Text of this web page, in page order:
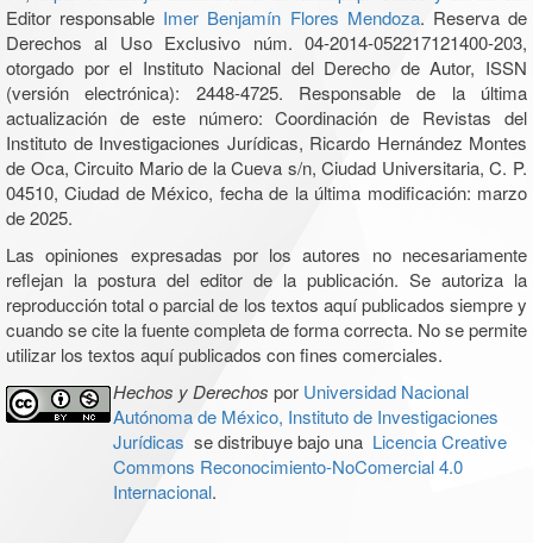
Editor responsable Imer Benjamín Flores Mendoza. Reserva de
Derechos al Uso Exclusivo núm. 04-2014-052217121400-203,
otorgado por el Instituto Nacional del Derecho de Autor, ISSN
(versión electrónica): 2448-4725. Responsable de la última
actualización de este número: Coordinación de Revistas del
Instituto de Investigaciones Jurídicas, Ricardo Hernández Montes
de Oca, Circuito Mario de la Cueva s/n, Ciudad Universitaria, C. P.
04510, Ciudad de México, fecha de la última modificación: marzo
de 2025.
Las opiniones expresadas por los autores no necesariamente
reflejan la postura del editor de la publicación. Se autoriza la
reproducción total o parcial de los textos aquí publicados siempre y
cuando se cite la fuente completa de forma correcta. No se permite
utilizar los textos aquí publicados con fines comerciales.
Hechos y Derechos por Universidad Nacional
Autónoma de México, Instituto de Investigaciones
Jurídicas se distribuye bajo una Licencia Creative
Commons Reconocimiento-NoComercial 4.0
Internacional.